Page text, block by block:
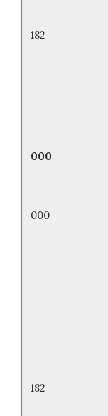
182
000
000
182